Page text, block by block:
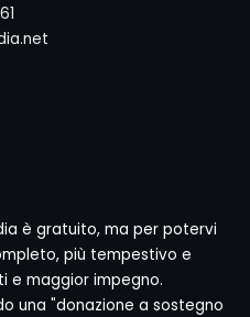
è gratuito, ma per potervi
più tempestivo e
e maggior impegno.
una "donazione a sostegno